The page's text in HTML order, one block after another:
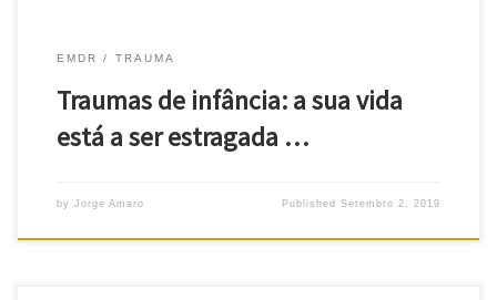
EMDR TRAUMA
Traumas de infância: a sua vida
está a ser estragada …
by Jorge Amaro PublishedSetembro 2, 2019